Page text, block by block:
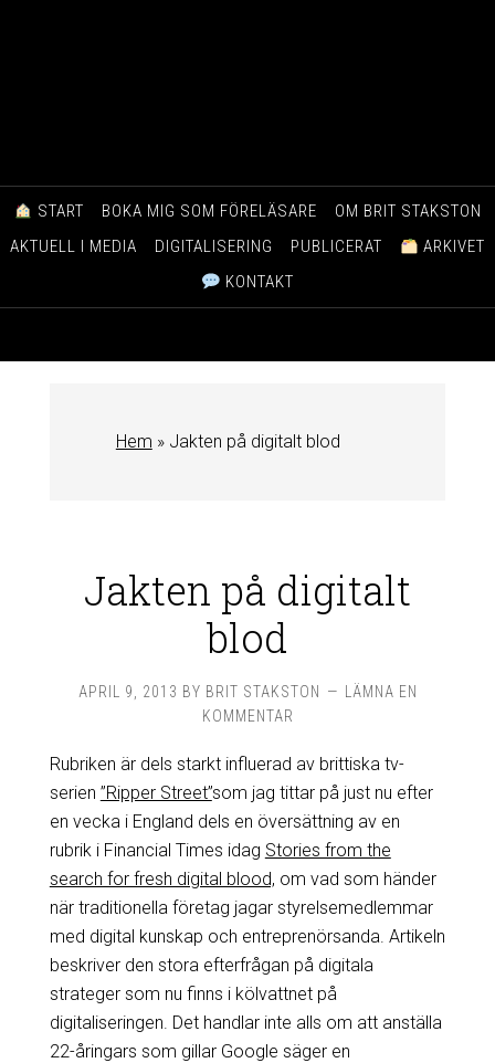
START BOKA MIG SOM FÖRELÄSARE
OM BRIT STAKSTON
AKTUELL I MEDIA
DIGITALISERING PUBLICERAT
ARKIVET
KONTAKT
Hem » Jakten på digitalt blod
Jakten på digitalt
blod
APRIL 9, 2013 BY BRIT STAKSTON
LÄMNA EN
KOMMENTAR
Rubriken är dels starkt influerad av brittiska tv-
serien ”Ripper Street”som jag tittar på just nu efter
en vecka i England dels en översättning av en
rubrik i Financial Times idag Stories from the
search for fresh digital blood, om vad som händer
när traditionella företag jagar styrelsemedlemmar
med digital kunskap och entreprenörsanda. Artikeln
beskriver den stora efterfrågan på digitala
strateger som nu finns i kölvattnet på
digitaliseringen. Det handlar inte alls om att anställa
22-åringars som gillar Google säger en